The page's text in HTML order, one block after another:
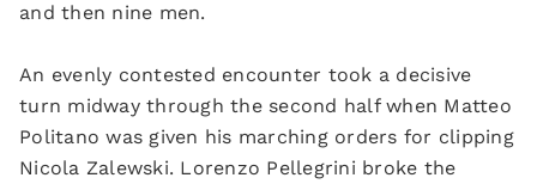
and then nine men.
An evenly contested encounter took a decisive
turn midway through the second half when Matteo
Politano was given his marching orders for clipping
Nicola Zalewski. Lorenzo Pellegrini broke the